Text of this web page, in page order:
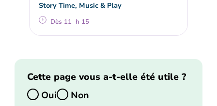
Story Time, Music & Play
Dès 11 h 15
Cette page vous a-t-elle été utile ?
Oui
Non